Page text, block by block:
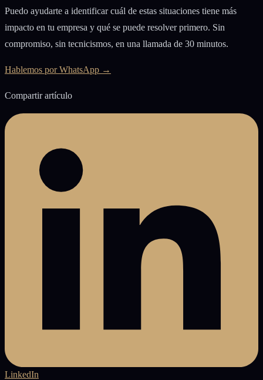
Puedo ayudarte a identificar cuál de estas situaciones tiene más
impacto en tu empresa y qué se puede resolver primero. Sin
compromiso, sin tecnicismos, en una llamada de 30 minutos.
Hablemos por WhatsApp →
Compartir artículo
LinkedIn